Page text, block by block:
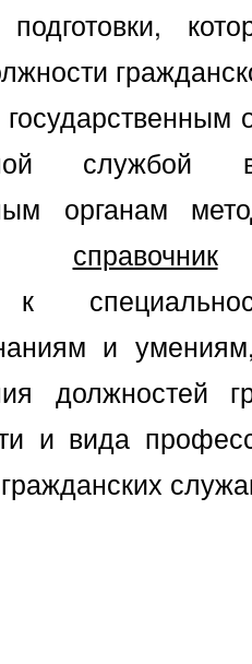
подготовки,
органам
справочник
к
и
должностей
и вида